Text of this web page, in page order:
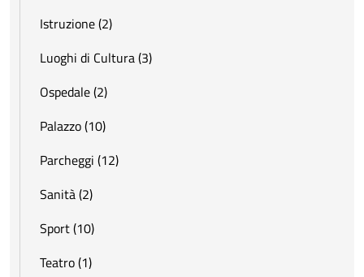
Istruzione (2)
Luoghi di Cultura (3)
Ospedale (2)
Palazzo (10)
Parcheggi (12)
Sanità (2)
Sport (10)
Teatro (1)